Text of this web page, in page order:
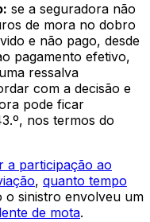
se a seguradora não
de mora no dobro
e não pago, desde
pagamento efetivo,
ressalva
com a decisão e
pode ficar
nos termos do
a participação ao
, quanto tempo
o sinistro envolveu um
de mota.